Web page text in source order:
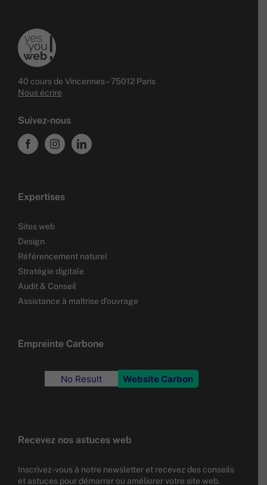
40 cours de Vincennes – 75012 Paris
Nous écrire
Suivez-nous
Expertises
Sites web
Design
Référencement naturel
Stratégie digitale
Audit & Conseil
Assistance à maîtrise d’ouvrage
Empreinte Carbone
No Result Website Carbon
Recevez nos astuces web
Inscrivez-vous à notre newsletter et recevez des conseils
et astuces pour démarrer ou améliorer votre site web.